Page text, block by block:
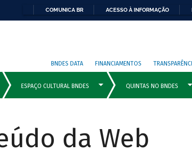
COMUNICA BR ACESSO À INFORMAÇÃO
BNDES DATA FINANCIAMENTOS
da Web